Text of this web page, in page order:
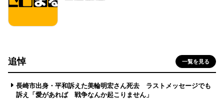
追悼 一覧を見る
長崎市出身・平和訴えた美輪明宏さん死去 ラストメッセージでも
訴え「愛があれば 戦争なんか起こりません」